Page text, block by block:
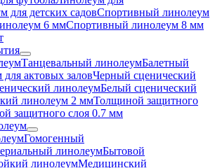
для детских садовСпортивный линолеум
6 ммСпортивный линолеум 8 мм
Танцевальный линолеумБалетный
актовых заловЧерный сценический
линолеумБелый сценический
линолеум 2 ммТолщиной защитного
защитного слоя 0.7 мм
Гомогенный
линолеумБытовой
линолеумМедицинский